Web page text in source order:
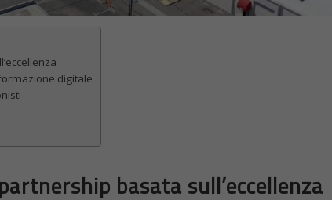
basata sull’eccellenza
e la risoluzione dei problemi di sicurezza. Questa piattaforma